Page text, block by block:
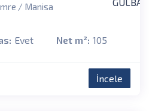
/ Manisa
Evet Net m²: 105
İncele